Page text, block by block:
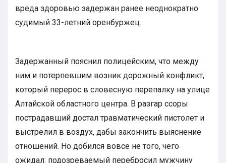
вреда здоровью задержан ранее неоднократно
судимый 33-летний оренбуржец.
Задержанный пояснил полицейским, что между
ним и потерпевшим возник дорожный конфликт,
который перерос в словесную перепалку на улице
Алтайской областного центра. В разгар ссоры
пострадавший достал травматический пистолет и
выстрелил в воздух, дабы закончить выяснение
отношений. Но добился вовсе не того, чего
ожидал: подозреваемый перебросил мужчину